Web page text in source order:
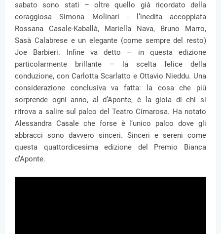
sabato sono stati – oltre quello già ricordato della
coraggiosa Simona Molinari - l’inedita accoppiata
Rossana Casale-Kaballà, Mariella Nava, Bruno Marro,
Sasà Calabrese e un elegante (come sempre del resto)
Joe Barbieri. Infine va detto – in questa edizione
particolarmente brillante – la scelta felice della
conduzione, con Carlotta Scarlatto e Ottavio Nieddu. Una
considerazione conclusiva va fatta: la cosa che più
sorprende ogni anno, al d’Aponte, è la gioia di chi si
ritrova a salire sul palco del Teatro Cimarosa. Ha notato
Alessandra Casale che forse è l’unico palco dove gli
abbracci sono davvero sinceri. Sinceri e sereni come
questa quattordicesima edizione del Premio Bianca
d’Aponte.